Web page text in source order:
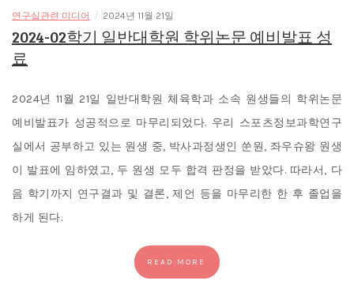
연구실관련 미디어 / 2024년 11월 21일
2024-02학기 일반대학원 학위논문 예비발표 성
료
2024년 11월 21일 일반대학원 체육학과 소속 원생들의 학위논문
예비발표가 성공적으로 마무리되었다. 우리 스포츠정보과학연구
실에서 공부하고 있는 원생 중, 박사과정생인 쑨원, 좌우슈왕 원생
이 발표에 임하였고, 두 원생 모두 합격 판정을 받았다. 따라서, 다
음 학기까지 연구결과 및 결론, 제언 등을 마무리한 한 후 졸업을
하게 된다.
READ MORE